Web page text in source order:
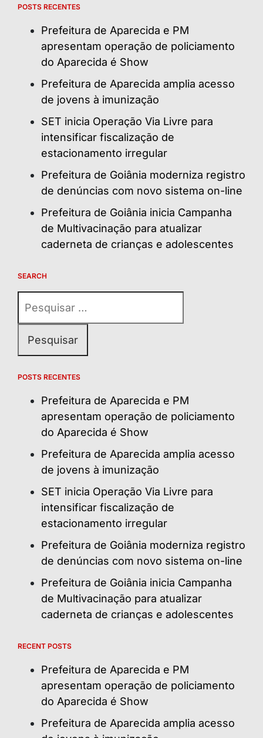
POSTS RECENTES
Prefeitura de Aparecida e PM
apresentam operação de policiamento
do Aparecida é Show
Prefeitura de Aparecida amplia acesso
de jovens à imunização
SET inicia Operação Via Livre para
intensificar fiscalização de
estacionamento irregular
Prefeitura de Goiânia moderniza registro
de denúncias com novo sistema on-line
Prefeitura de Goiânia inicia Campanha
de Multivacinação para atualizar
caderneta de crianças e adolescentes
SEARCH
por:
POSTS RECENTES
Prefeitura de Aparecida e PM
apresentam operação de policiamento
do Aparecida é Show
Prefeitura de Aparecida amplia acesso
de jovens à imunização
SET inicia Operação Via Livre para
intensificar fiscalização de
estacionamento irregular
Prefeitura de Goiânia moderniza registro
de denúncias com novo sistema on-line
Prefeitura de Goiânia inicia Campanha
de Multivacinação para atualizar
caderneta de crianças e adolescentes
RECENT POSTS
Prefeitura de Aparecida e PM
apresentam operação de policiamento
do Aparecida é Show
Prefeitura de Aparecida amplia acesso